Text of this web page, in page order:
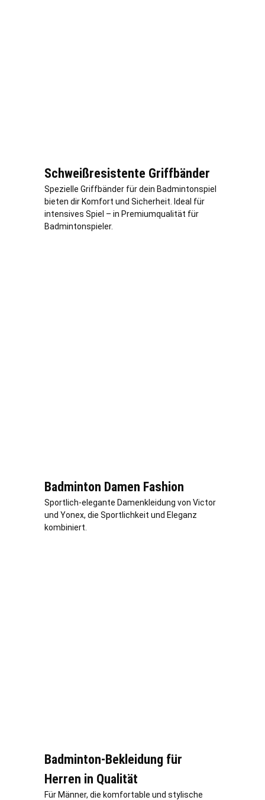
Schweißresistente Griffbänder
Spezielle Griffbänder für dein Badmintonspiel
bieten dir Komfort und Sicherheit. Ideal für
intensives Spiel – in Premiumqualität für
Badmintonspieler.
Badminton Damen Fashion
Sportlich-elegante Damenkleidung von Victor
und Yonex, die Sportlichkeit und Eleganz
kombiniert.
Badminton-Bekleidung für
Herren in Qualität
Für Männer, die komfortable und stylische